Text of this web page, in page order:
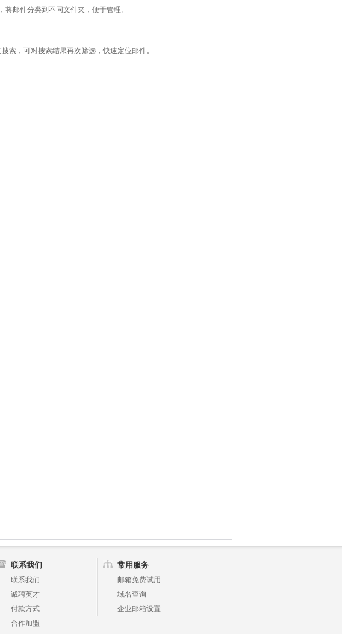
邮件分类到不同文件夹，便于管理。
索，可对搜索结果再次筛选，快速定位邮件。
联系我们
联系我们
诚聘英才
付款方式
合作加盟
常用服务
邮箱免费试用
域名查询
企业邮箱设置